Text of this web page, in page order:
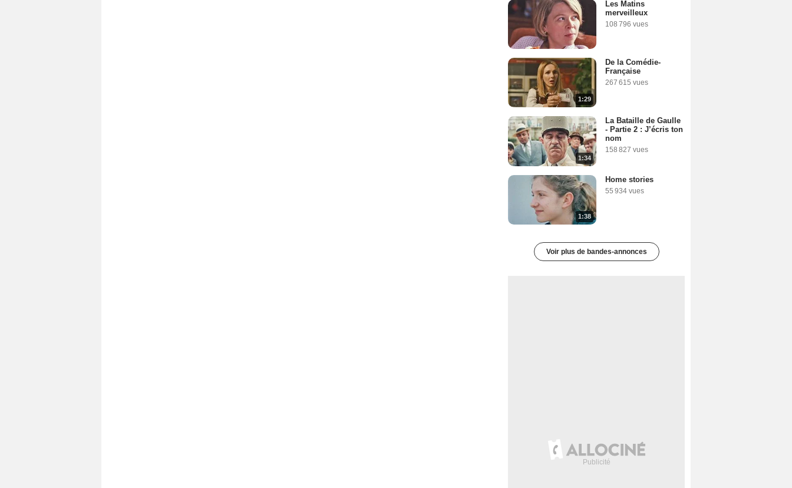
Les Matins
merveilleux
108 796 vues
1:29
De la Comédie-
Française
267 615 vues
1:34
La Bataille de Gaulle
- Partie 2 : J’écris ton
nom
158 827 vues
1:38
Home stories
55 934 vues
Voir plus de bandes-annonces